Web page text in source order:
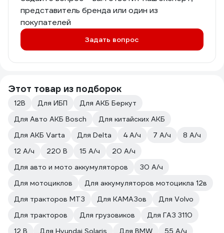
представитель бренда или один из
покупателей
Задать вопрос
Этот товар из подборок
12В Для ИБП
Для АКБ Беркут
Для Авто АКБ Bosch
Для китайских АКБ
Для АКБ Varta
Для Delta 4 А/ч 7 А/ч
8 А/ч
12 А/ч
220 В 15 А/ч
20 А/ч
Для авто и мото аккумуляторов
30 А/ч
Для мотоциклов
Для аккумуляторов мотоцикла 12в
Для тракторов МТЗ
Для КАМАЗов
Для Volvo
Для тракторов
Для грузовиков
Для ГАЗ 3110
12 В
Для Hyundai Solaris Для BMW
55 А/ч